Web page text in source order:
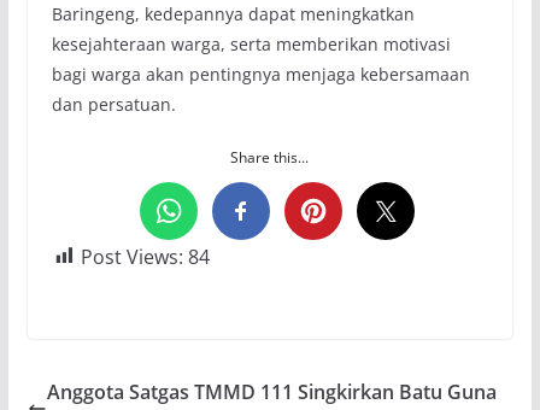
Baringeng, kedepannya dapat meningkatkan
kesejahteraan warga, serta memberikan motivasi
bagi warga akan pentingnya menjaga kebersamaan
dan persatuan.
Share this...
Post Views: 84
Anggota Satgas TMMD 111 Singkirkan Batu Guna